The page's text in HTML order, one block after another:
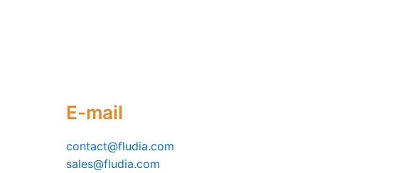
E-mail
contact@fludia.com
sales@fludia.com